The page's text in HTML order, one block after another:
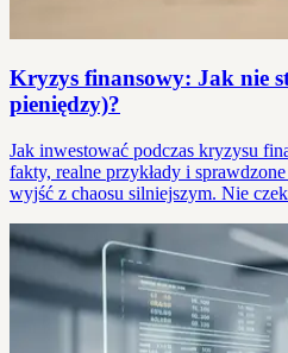
Kryzys finansowy: Jak nie
pieniędzy)?
Jak inwestować podczas kryzysu
fakty, realne przykłady i
wyjść z chaosu silniejszym. Nie